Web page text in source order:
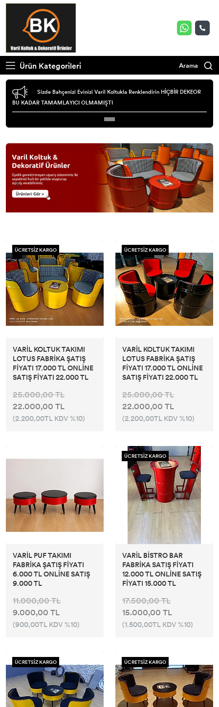
Ürün Kategorileri Arama
Sizde Bahçenizi Evinizi Varil Koltukla Renklendirin HİÇBİR DEKEOR
BU KADAR TAMAMLAYICI OLMAMIŞTI
ÜCRETSİZ KARGO
VARİL KOLTUK TAKIMI
LOTUS FABRİKA ŞATIŞ
FİYATI 17.000 TL ONLİNE
SATIŞ FİYATI 22.000 TL
25.000,00 TL
22.000,00 TL
(2.200,00TL KDV %10)
ÜCRETSİZ KARGO
VARİL KOLTUK TAKIMI
LOTUS FABRİKA ŞATIŞ
FİYATI 17.000 TL ONLİNE
SATIŞ FİYATI 22.000 TL
25.000,00 TL
22.000,00 TL
(2.200,00TL KDV %10)
VARİL PUF TAKIMI
FABRİKA ŞATIŞ FİYATI
6.000 TL ONLİNE SATIŞ
9.000 TL
11.000,00 TL
9.000,00 TL
(900,00TL KDV %10)
ÜCRETSİZ KARGO
VARİL BİSTRO BAR
FABRİKA SATIŞ FİYATI
12.000 TL ONLİNE SATIŞ
FİYATI 15.000 TL
17.500,00 TL
15.000,00 TL
(1.500,00TL KDV %10)
ÜCRETSİZ KARGO ÜCRETSİZ KARGO